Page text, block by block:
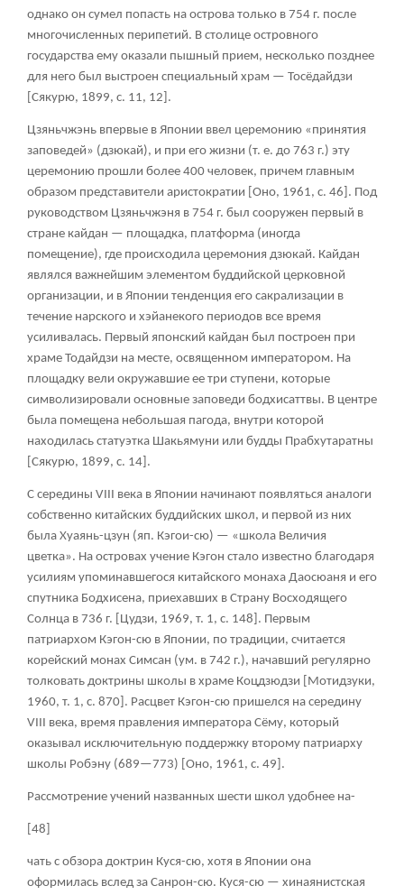
однако он сумел попасть на острова только в 754 г. после
многочисленных перипетий. В столице островного
государства ему оказали пышный прием, несколько позднее
для него был выстроен специальный храм — Тосёдайдзи
[Сякурю, 1899, с. 11, 12].
Цзяньчжэнь впервые в Японии ввел церемонию «принятия
заповедей» (дзюкай), и при его жизни (т. е. до 763 г.) эту
церемонию прошли более 400 человек, причем главным
образом представители аристократии [Оно, 1961, с. 46]. Под
руководством Цзяньчжэня в 754 г. был сооружен первый в
стране кайдан — площадка, платформа (иногда
помещение), где происходила церемония дзюкай. Кайдан
являлся важнейшим элементом буддийской церковной
организации, и в Японии тенденция его сакрализации в
течение нарского и хэйанекого периодов все время
усиливалась. Первый японский кайдан был построен при
храме Тодайдзи на месте, освященном императором. На
площадку вели окружавшие ее три ступени, которые
символизировали основные заповеди бодхисаттвы. В центре
была помещена небольшая пагода, внутри которой
находилась статуэтка Шакьямуни или будды Прабхутаратны
[Сякурю, 1899, с. 14].
С середины VIII века в Японии начинают появляться аналоги
собственно китайских буддийских школ, и первой из них
была Хуаянь-цзун (яп. Кэгои-сю) — «школа Величия
цветка». На островах учение Кэгон стало известно благодаря
усилиям упоминавшегося китайского монаха Даосюаня и его
спутника Бодхисена, приехавших в Страну Восходящего
Солнца в 736 г. [Цудзи, 1969, т. 1, с. 148]. Первым
патриархом Кэгон-сю в Японии, по традиции, считается
корейский монах Симсан (ум. в 742 г.), начавший регулярно
толковать доктрины школы в храме Коцдзюдзи [Мотидзуки,
1960, т. 1, с. 870]. Расцвет Кэгон-сю пришелся на середину
VIII века, время правления императора Сёму, который
оказывал исключительную поддержку второму патриарху
школы Робэну (689—773) [Оно, 1961, с. 49].
Рассмотрение учений названных шести школ удобнее на-
[48]
чать с обзора доктрин Куся-сю, хотя в Японии она
оформилась вслед за Санрон-сю. Куся-сю — хинаянистская